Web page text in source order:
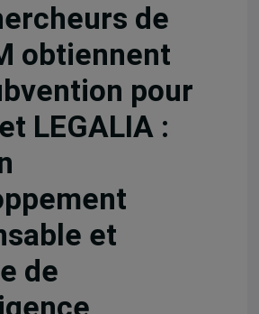
de
obtiennent
pour
LEGALIA :
et
de